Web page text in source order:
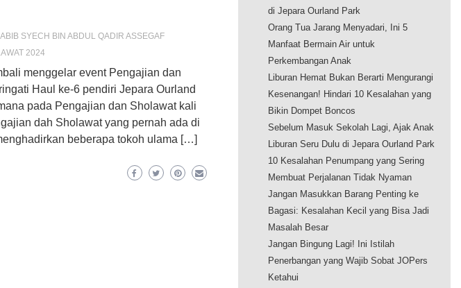
SYECH BIN ABDUL QADIR ASSEGAF
2024
menggelar event Pengajian dan
Haul ke-6 pendiri Jepara Ourland
pada Pengajian dan Sholawat kali
dah Sholawat yang pernah ada di
beberapa tokoh ulama […]
di Jepara Ourland Park
Orang Tua Jarang Menyadari, Ini 5
Manfaat Bermain Air untuk
Perkembangan Anak
Liburan Hemat Bukan Berarti Mengurangi
Kesenangan! Hindari 10 Kesalahan yang
Bikin Dompet Boncos
Sebelum Masuk Sekolah Lagi, Ajak Anak
Liburan Seru Dulu di Jepara Ourland Park
10 Kesalahan Penumpang yang Sering
Membuat Perjalanan Tidak Nyaman
Jangan Masukkan Barang Penting ke
Bagasi: Kesalahan Kecil yang Bisa Jadi
Masalah Besar
Jangan Bingung Lagi! Ini Istilah
Penerbangan yang Wajib Sobat JOPers
Ketahui